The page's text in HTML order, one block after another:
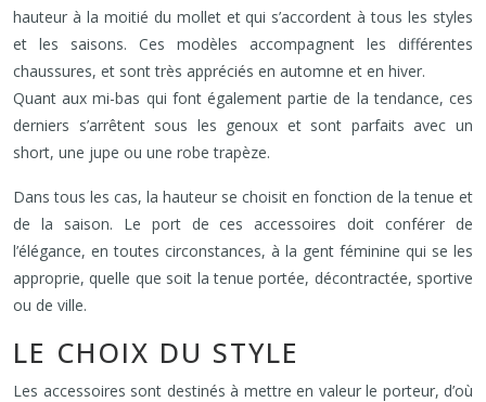
hauteur à la moitié du mollet et qui s’accordent à tous les styles
et les saisons. Ces modèles accompagnent les différentes
chaussures, et sont très appréciés en automne et en hiver.
Quant aux mi-bas qui font également partie de la tendance, ces
derniers s’arrêtent sous les genoux et sont parfaits avec un
short, une jupe ou une robe trapèze.
Dans tous les cas, la hauteur se choisit en fonction de la tenue et
de la saison. Le port de ces accessoires doit conférer de
l’élégance, en toutes circonstances, à la gent féminine qui se les
approprie, quelle que soit la tenue portée, décontractée, sportive
ou de ville.
LE CHOIX DU STYLE
Les accessoires sont destinés à mettre en valeur le porteur, d’où